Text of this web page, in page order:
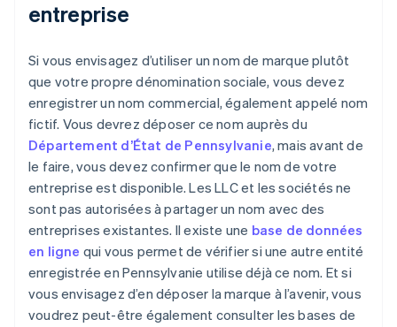
entreprise
Si vous envisagez d’utiliser un nom de marque plutôt
que votre propre dénomination sociale, vous devez
enregistrer un nom commercial, également appelé nom
fictif. Vous devrez déposer ce nom auprès du
Département d’État de Pennsylvanie, mais avant de
le faire, vous devez confirmer que le nom de votre
entreprise est disponible. Les LLC et les sociétés ne
sont pas autorisées à partager un nom avec des
entreprises existantes. Il existe une base de données
en ligne qui vous permet de vérifier si une autre entité
enregistrée en Pennsylvanie utilise déjà ce nom. Et si
vous envisagez d’en déposer la marque à l’avenir, vous
voudrez peut-être également consulter les bases de